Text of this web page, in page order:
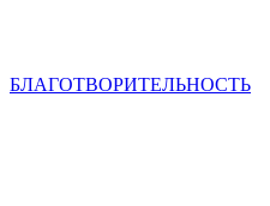
БЛАГОТВОРИТЕЛЬНОСТЬ